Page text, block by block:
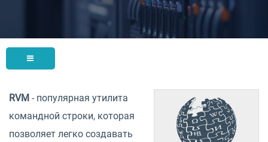
RVM - популярная утилита
командной строки, которая
позволяет легко создавать